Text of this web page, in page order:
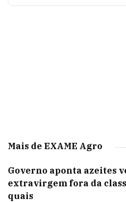
Mais de EXAME Agro
Governo aponta azeites
extravirgem fora da
quais